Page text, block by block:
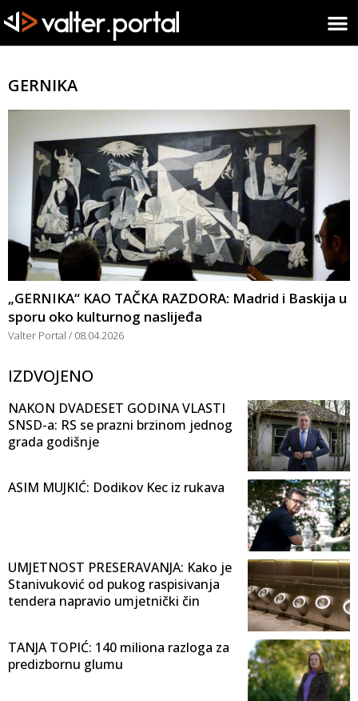
GERNIKA
„GERNIKA“ KAO TAČKA RAZDORA: Madrid i Baskija u
sporu oko kulturnog naslijeđa
Valter Portal 08.04.2026
IZDVOJENO
NAKON DVADESET GODINA VLASTI
SNSD-a: RS se prazni brzinom jednog
grada godišnje
ASIM MUJKIĆ: Dodikov Kec iz rukava
UMJETNOST PRESERAVANJA: Kako je
Stanivuković od pukog raspisivanja
tendera napravio umjetnički čin
TANJA TOPIĆ: 140 miliona razloga za
predizbornu glumu